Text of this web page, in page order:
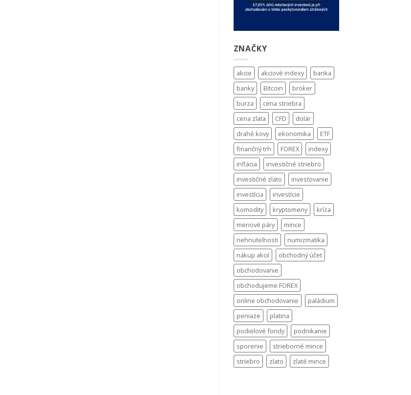
ZNAČKY
akcie akciové indexy
banka
banky
Bitcoin
broker
burza
cena striebra
cena zlata
CFD
dolár
drahé kovy
ekonomika
ETF
finančný trh
FOREX
indexy
inflácia
investičné striebro
investičné zlato
investovanie
investícia
investície
komodity
kryptomeny
kríza
menové páry
mince
nehnuteľnosti
numizmatika
nákup akcií
obchodný účet
obchodovanie
obchodujeme FOREX
online obchodovanie
paládium
peniaze
platina
podielové fondy
podnikanie
sporenie
strieborné mince
striebro
zlato zlaté mince